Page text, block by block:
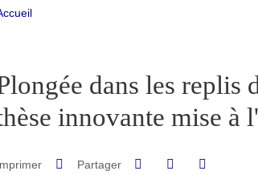
d'Ariane
Sidebardans les replis
innovante mise à
Partager Partager sur Facebook
Partager sur